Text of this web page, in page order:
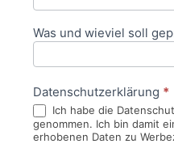
Was und wieviel soll
Datenschutzerklärung *
Ich habe die
genommen. Ich bin damit
erhobenen Daten zu